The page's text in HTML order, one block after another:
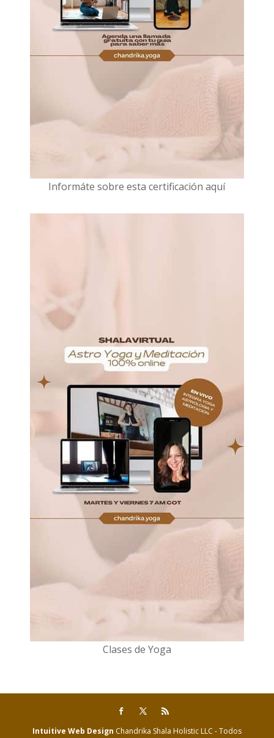
Informáte sobre esta certificación aquí
Clases de Yoga
Intuitive Web Design Chandrika Shala Holistic LLC - Todos